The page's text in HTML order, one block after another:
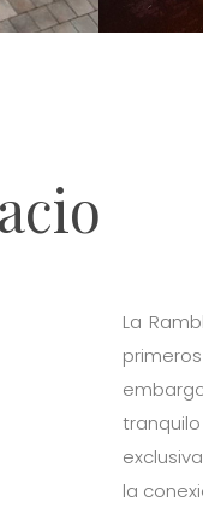
La
la